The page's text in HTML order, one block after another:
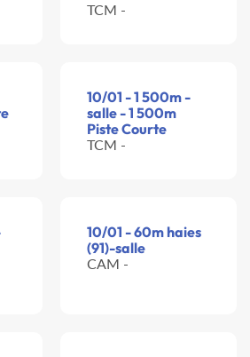
TCM -
10/01 - 1 500m -
salle - 1 500m
Piste Courte
TCM -
10/01 - 60m haies
(91)-salle
CAM -